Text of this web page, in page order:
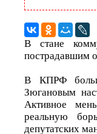
В стане
пострадавшим
В КПРФ
Зюгановым
Активное
реальную
депутатских